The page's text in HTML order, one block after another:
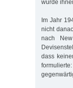
wurde
Im Jahr
nicht
nach
dass